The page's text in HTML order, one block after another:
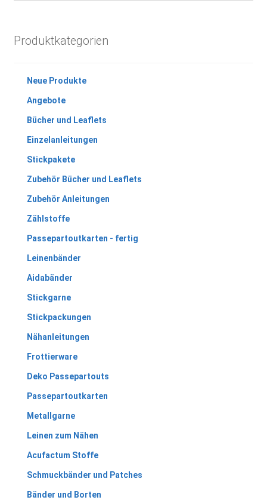
Produktkategorien
Neue Produkte
Angebote
Bücher und Leaflets
Einzelanleitungen
Stickpakete
Zubehör Bücher und Leaflets
Zubehör Anleitungen
Zählstoffe
Passepartoutkarten - fertig
Leinenbänder
Aidabänder
Stickgarne
Stickpackungen
Nähanleitungen
Frottierware
Deko Passepartouts
Passepartoutkarten
Metallgarne
Leinen zum Nähen
Acufactum Stoffe
Schmuckbänder und Patches
Bänder und Borten